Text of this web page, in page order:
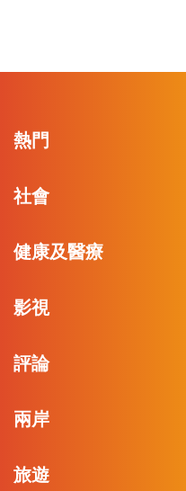
熱門
社會
健康及醫療
影視
評論
兩岸
旅遊